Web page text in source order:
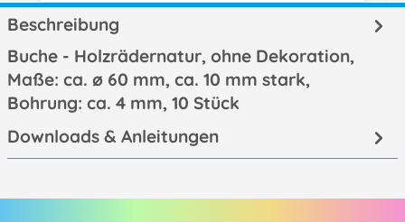
Beschreibung
Buche - Holzrädernatur, ohne Dekoration,
Maße: ca. ø 60 mm, ca. 10 mm stark,
Bohrung: ca. 4 mm, 10 Stück
Downloads & Anleitungen